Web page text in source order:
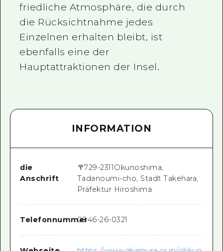
friedliche Atmosphäre, die durch
die Rücksichtnahme jedes
Einzelnen erhalten bleibt, ist
ebenfalls eine der
Hauptattraktionen der Insel.
INFORMATION
die
Anschrift
〒729-2311Okunoshima,
Tadanoumi-cho, Stadt Takehara,
Präfektur Hiroshima
Telefonnummer0846-26-0321